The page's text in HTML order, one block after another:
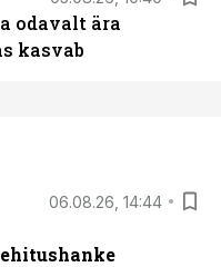
odavalt ära
kasvab
06.08.26, 14:44